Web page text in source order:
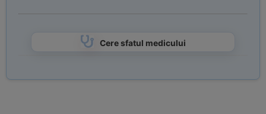
Cere sfatul medicului